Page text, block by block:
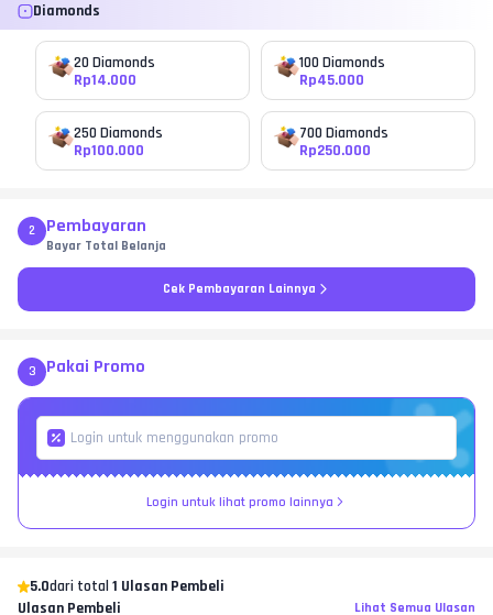
Diamonds
20 Diamonds
Rp14.000
100 Diamonds
Rp45.000
250 Diamonds
Rp100.000
700 Diamonds
Rp250.000
2 Pembayaran
Bayar Total Belanja
Cek Pembayaran Lainnya
3 Pakai Promo
Login untuk lihat promo lainnya
5.0dari total 1 Ulasan Pembeli
Ulasan Pembeli
Lihat Semua Ulasan